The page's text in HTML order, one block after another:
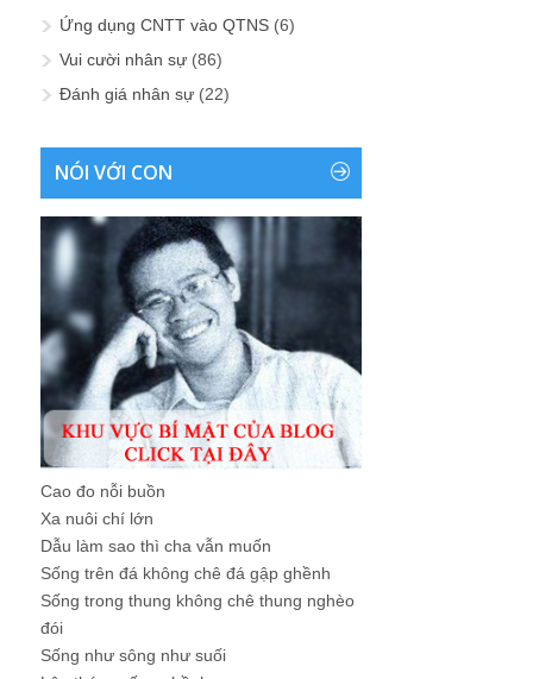
Ứng dụng CNTT vào QTNS (6)
Vui cười nhân sự (86)
Đánh giá nhân sự (22)
NÓI VỚI CON
Cao đo nỗi buồn
Xa nuôi chí lớn
Dẫu làm sao thì cha vẫn muốn
Sống trên đá không chê đá gập ghềnh
Sống trong thung không chê thung nghèo
đói
Sống như sông như suối